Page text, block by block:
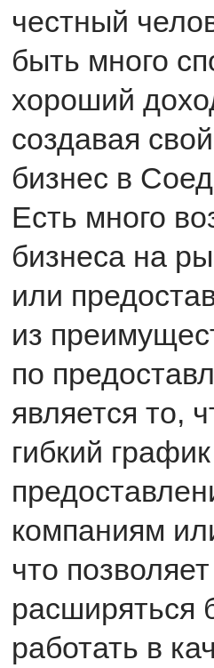
честный
быть много
хороший
создавая
бизнес в
Есть много
бизнеса на
или
из
по
является то,
гибкий
компаниям
что
расширяться
работать в